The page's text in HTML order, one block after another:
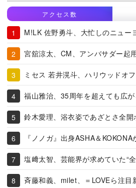
アクセス数
M!LK 佐野勇斗、大忙しのニュー
宮舘涼太、CM、アンバサダー起
ミセス 若井滉斗、ハリウッドオ
福山雅治、35周年を超えても広
鈴木愛理、浴衣姿であざとさ全開
『ノノガ』出身ASHA＆KOKONA
塩﨑太智、芸能界が求めていた“
斉藤和義、milet、＝LOVEら注目